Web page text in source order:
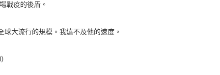
戰疫的後盾。
大流行的規模。我遠不及他的速度。